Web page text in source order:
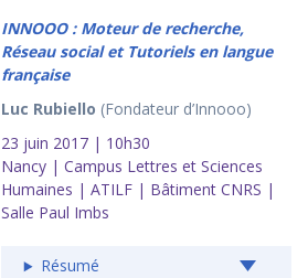
INNOOO : Moteur de recherche,
Réseau social et Tutoriels en langue
française
Luc Rubiello (Fondateur d’Innooo)
23 juin 2017 | 10h30
Nancy | Campus Lettres et Sciences
Humaines | ATILF | Bâtiment CNRS |
Salle Paul Imbs
Résumé